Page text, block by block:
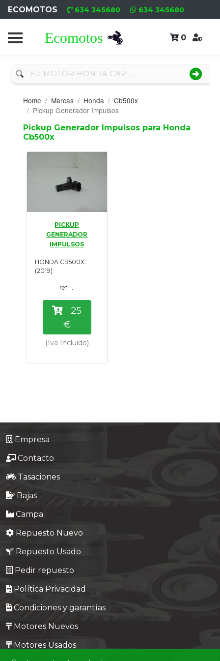
ECOMOTOS 634 345680 634 345680
0
Home
Nuevo
Neumáticos
Campa
Motores
Motores
Usados
Tasaciones
Formulario
Empresa
Contacto
Home Marcas Honda
Cb500x
Pickup Generador Impulsos
Pickup Generador Impulsos para Honda
Cb500x
PICKUP
GENERADOR
IMPULSOS
HONDA CB500X .
(2019)
ref: ...
25
€
(Iva Incluido)
Empresa
Contacto
Tasaciones
Bajas
Campa
Repuesto Nuevo
Repuesto Usado
Pedir repuesto
Política Privacidad
Condiciones y garantías
Motores Nuevos
Motores Usados